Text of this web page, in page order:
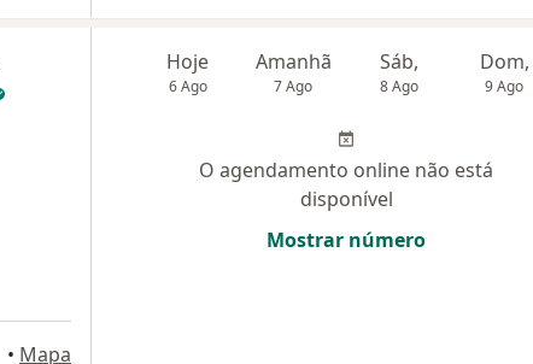
• Mapa
Hoje
6 Ago
Amanhã
7 Ago
Sáb,
8 Ago
Dom,
9 Ago
O agendamento online não está
disponível
Mostrar número